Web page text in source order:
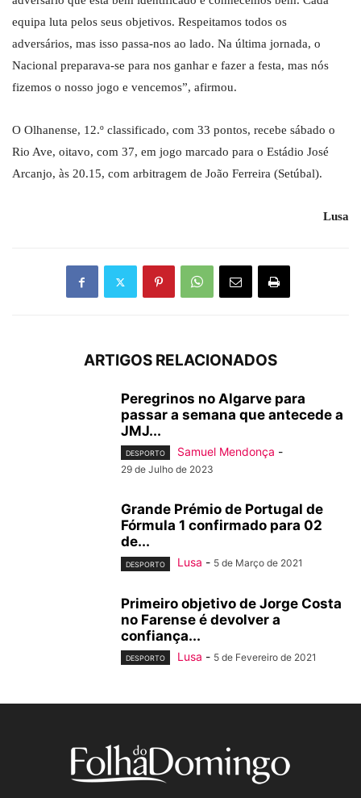
equipa luta pelos seus objetivos. Respeitamos todos os
adversários, mas isso passa-nos ao lado. Na última jornada, o
Nacional preparava-se para nos ganhar e fazer a festa, mas nós
fizemos o nosso jogo e vencemos”, afirmou.
O Olhanense, 12.º classificado, com 33 pontos, recebe sábado o
Rio Ave, oitavo, com 37, em jogo marcado para o Estádio José
Arcanjo, às 20.15, com arbitragem de João Ferreira (Setúbal).
Lusa
ARTIGOS RELACIONADOS
Peregrinos no Algarve para
passar a semana que antecede a
JMJ...
DESPORTO Samuel Mendonça -
29 de Julho de 2023
Grande Prémio de Portugal de
Fórmula 1 confirmado para 02
de...
DESPORTO Lusa - 5 de Março de 2021
Primeiro objetivo de Jorge Costa
no Farense é devolver a
confiança...
DESPORTO Lusa - 5 de Fevereiro de 2021